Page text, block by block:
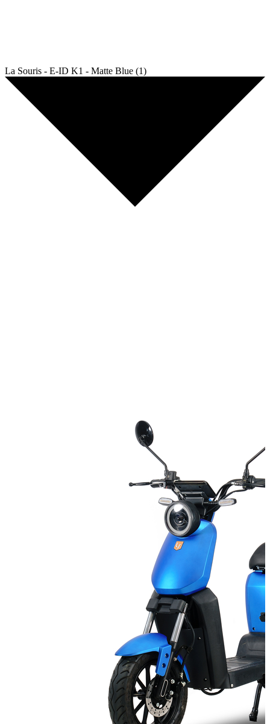
La Souris - E-ID K1 - Matte Blue (1)